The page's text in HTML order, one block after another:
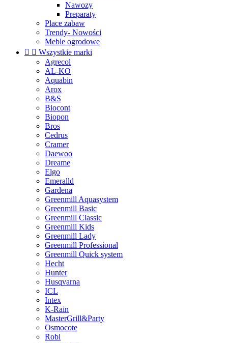
Nawozy
Preparaty
Place zabaw
Trendy- Nowości
Meble ogrodowe
  Wszystkie marki
Agrecol
AL-KO
Aquabin
Arox
B&S
Biocont
Biopon
Bros
Cedrus
Cramer
Daewoo
Dreame
Elgo
Emeralld
Gardena
Greenmill Aquasystem
Greenmill Basic
Greenmill Classic
Greenmill Kids
Greenmill Lady
Greenmill Professional
Greenmill Quick system
Hecht
Hunter
Husqvarna
ICL
Intex
K-Rain
MasterGrill&Party
Osmocote
Robi